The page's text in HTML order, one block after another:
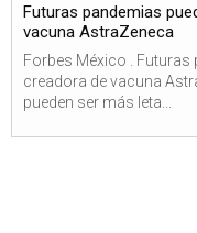
Futuras pandemias
vacuna AstraZeneca
Forbes México . Futuras
creadora de vacuna
pueden ser más leta...